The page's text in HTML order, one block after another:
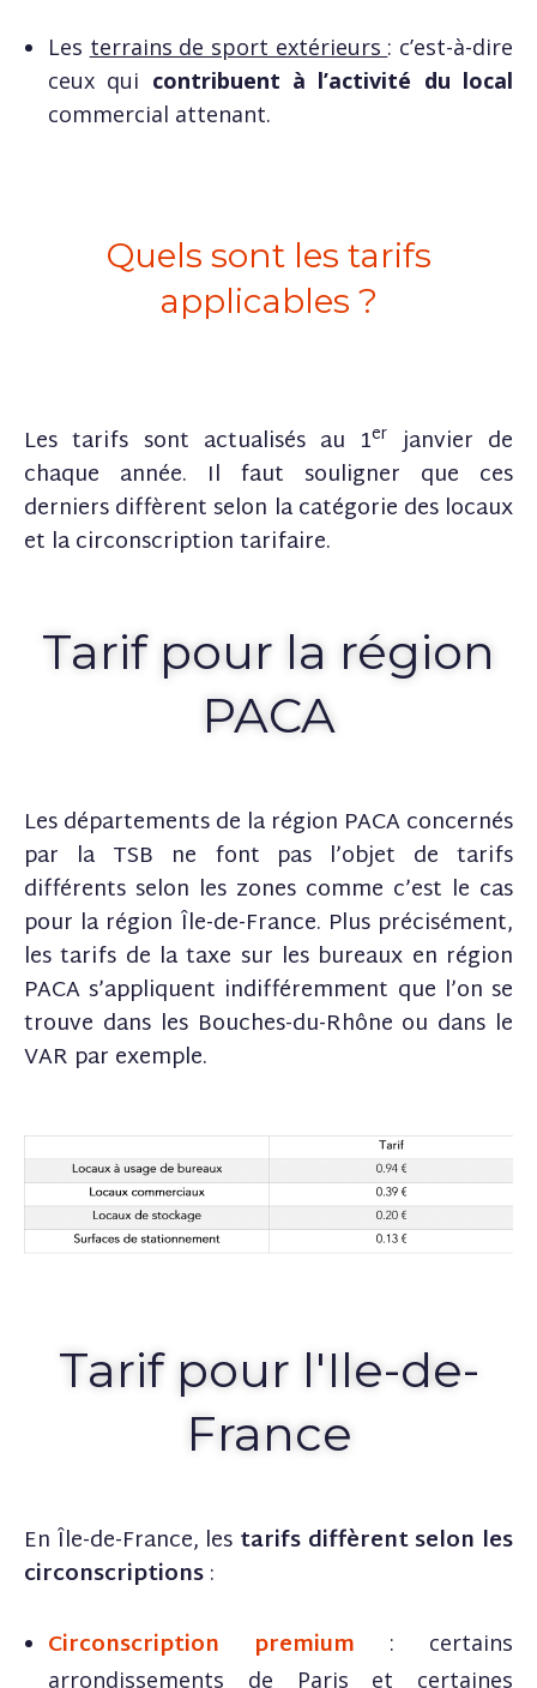
Les terrains de sport extérieurs : c’est-à-dire
ceux qui contribuent à l’activité du local
commercial attenant.
Quels sont les tarifs
applicables ?
Les tarifs sont actualisés au 1er janvier de
chaque année. Il faut souligner que ces
derniers diffèrent selon la catégorie des locaux
et la circonscription tarifaire.
Tarif pour la région
PACA
Les départements de la région PACA concernés
par la TSB ne font pas l’objet de tarifs
différents selon les zones comme c’est le cas
pour la région Île-de-France. Plus précisément,
les tarifs de la taxe sur les bureaux en région
PACA s’appliquent indifféremment que l’on se
trouve dans les Bouches-du-Rhône ou dans le
VAR par exemple.
Tarif pour l'Ile-de-
France
En Île-de-France, les tarifs diffèrent selon les
circonscriptions:
Circonscription premium : certains
arrondissements de Paris et certaines